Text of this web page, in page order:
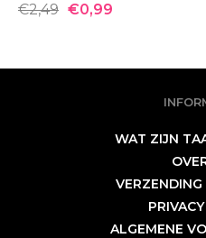
€2,49 €0,99
WAT ZIJN
ALGEMENE